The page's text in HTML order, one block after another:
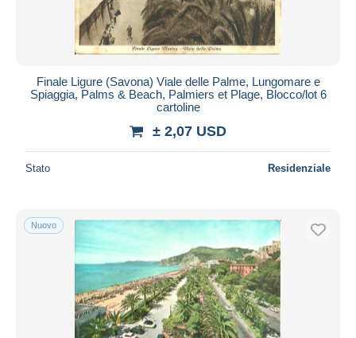
Finale Ligure (Savona) Viale delle Palme, Lungomare e
Spiaggia, Palms & Beach, Palmiers et Plage, Blocco/lot 6
cartoline
± 2,07 USD
Stato Residenziale
Nuovo